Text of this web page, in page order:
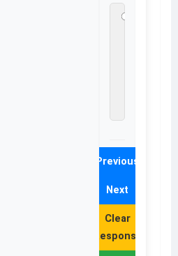
Previous
Next
Clear
Response